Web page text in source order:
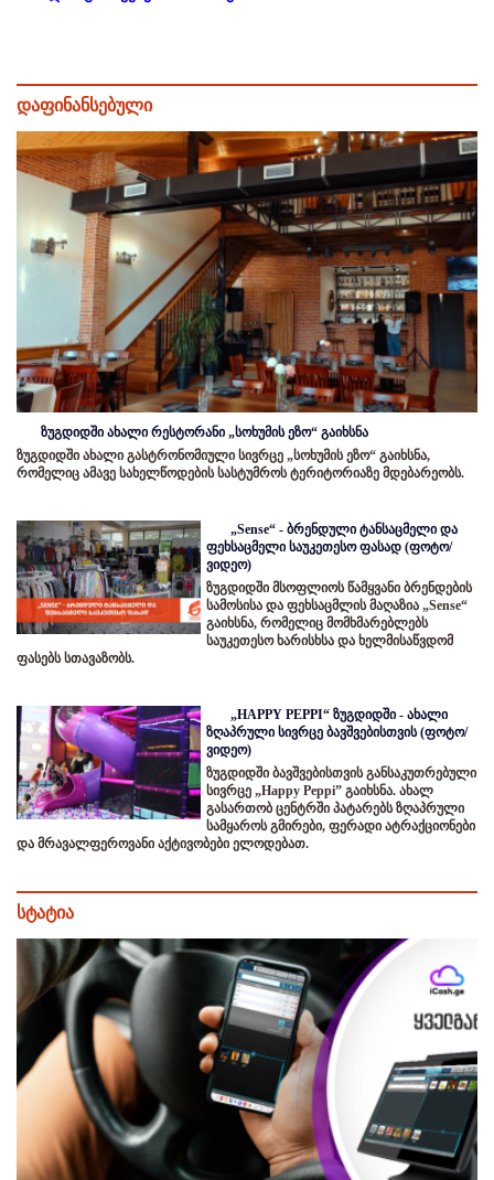
დაფინანსებული
ზუგდიდში ახალი რესტორანი „სოხუმის ეზო“ გაიხსნა
ზუგდიდში ახალი გასტრონომიული სივრცე „სოხუმის ეზო“ გაიხსნა,
რომელიც ამავე სახელწოდების სასტუმროს ტერიტორიაზე მდებარეობს.
„Sense“ - ბრენდული ტანსაცმელი და
ფეხსაცმელი საუკეთესო ფასად (ფოტო/
ვიდეო)
ზუგდიდში მსოფლიოს წამყვანი ბრენდების
სამოსისა და ფეხსაცმლის მაღაზია „Sense“
გაიხსნა, რომელიც მომხმარებლებს
საუკეთესო ხარისხსა და ხელმისაწვდომ
ფასებს სთავაზობს.
„HAPPY PEPPI“ ზუგდიდში - ახალი
ზღაპრული სივრცე ბავშვებისთვის (ფოტო/
ვიდეო)
ზუგდიდში ბავშვებისთვის განსაკუთრებული
სივრცე „Happy Peppi” გაიხსნა. ახალ
გასართობ ცენტრში პატარებს ზღაპრული
სამყაროს გმირები, ფერადი ატრაქციონები
და მრავალფეროვანი აქტივობები ელოდებათ.
სტატია